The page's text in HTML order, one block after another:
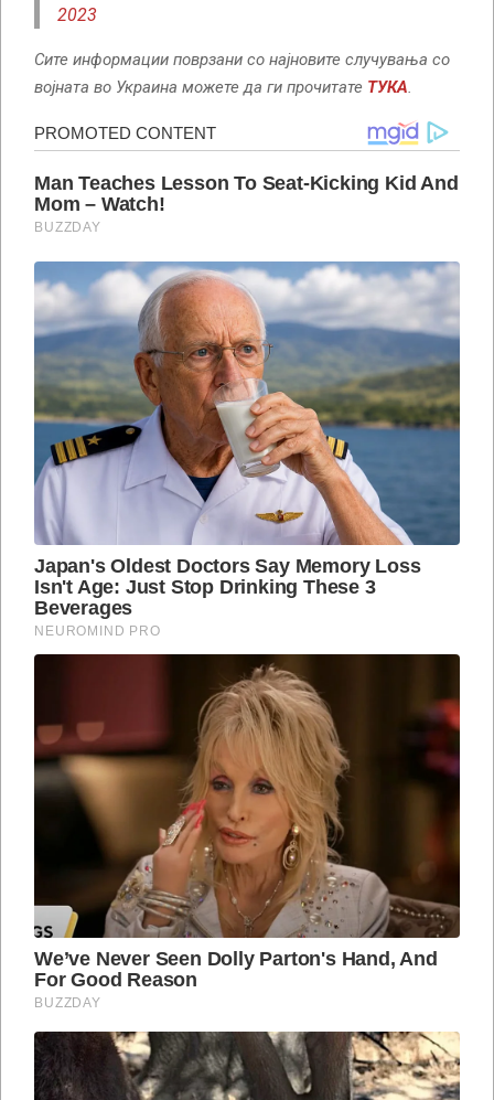
2023
Сите информации поврзани со најновите случувања со
војната во Украина можете да ги прочитате ТУКА